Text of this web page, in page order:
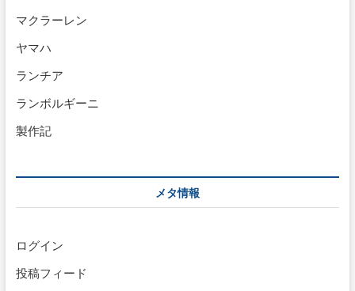
マクラーレン
ヤマハ
ランチア
ランボルギーニ
製作記
メタ情報
ログイン
投稿フィード